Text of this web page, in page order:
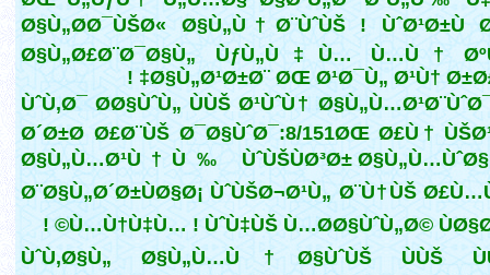
Ø§Ù„Ø­Ø¯ÙŠØ« Ø§Ù„Ù†Ø¨ÙˆÙŠ ! ÙˆØ¹Ø±Ù
Ø§Ù„Ø£Ø¨Ø¯Ø§Ù„ ÙƒÙ„Ù‡Ù… Ù…Ù†
Ø§Ù„Ø¹Ø±Ø¨ ØŒ Ø¹Ø¯Ù„ Ø¹Ù†
ÙˆÙ‚Ø¯ Ø­Ø§ÙˆÙ„ ÙÙŠ Ø¹ÙˆÙ† Ø§Ù„Ù…Ø¹Ø¨ÙˆØ¯
Ø´Ø±Ø­ Ø£Ø¨ÙŠ Ø¯Ø§ÙˆØ¯:8/151ØŒ Ø£Ù†
Ø§Ù„Ù…Ø¹Ù†Ù‰ ÙˆÙŠÙØ³Ø±
Ø¨Ø§Ù„Ø´Ø±ÙØ§Ø¡ ÙˆÙŠØ¬Ø¹Ù„ Ø¨Ù†ÙŠ
Ù…Ù†Ù‡Ù… ! ÙˆÙ‡ÙŠ Ù…Ø­Ø§ÙˆÙ„Ø©
ÙˆÙ‚Ø§Ù„ Ø§Ù„Ù…Ù†Ø§ÙˆÙŠ ÙÙŠ